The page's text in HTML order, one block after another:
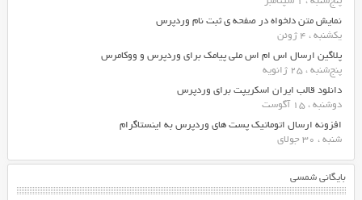
نمایش متن دلخواه در صفحه ی ثبت نام وردپرس
یکشنبه ، 4 ژوئن
پلاگین ارسال اس ام اس ملی پیامک برای وردپرس و ووکامرس
پنج‌شنبه ، 25 ژانویه
دانلود قالب ایران اسکریپت برای وردپرس
دوشنبه ، 15 آگوست
افزونه ارسال اتوماتیک پست های وردپرس به اینستاگرام
شنبه ، 30 جولای
بایگانی شمسی